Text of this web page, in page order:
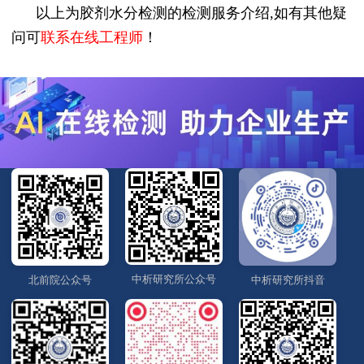
以上为胶剂水分检测的检测服务介绍,如有其他疑
问可联系在线工程师 ！
北前院公众号 中析研究所公众号 中析研究所抖音